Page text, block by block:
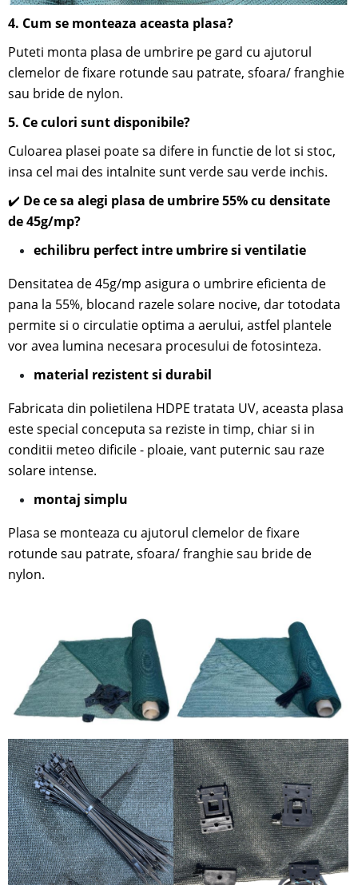
4. Cum se monteaza aceasta plasa?
Puteti monta plasa de umbrire pe gard cu ajutorul
clemelor de fixare rotunde sau patrate, sfoara/ franghie
sau bride de nylon.
5. Ce culori sunt disponibile?
Culoarea plasei poate sa difere in functie de lot si stoc,
insa cel mai des intalnite sunt verde sau verde inchis.
✔️ De ce sa alegi plasa de umbrire 55% cu densitate
de 45g/mp?
echilibru perfect intre umbrire si ventilatie
Densitatea de 45g/mp asigura o umbrire eficienta de
pana la 55%, blocand razele solare nocive, dar totodata
permite si o circulatie optima a aerului, astfel plantele
vor avea lumina necesara procesului de fotosinteza.
material rezistent si durabil
Fabricata din polietilena HDPE tratata UV, aceasta plasa
este special conceputa sa reziste in timp, chiar si in
conditii meteo dificile - ploaie, vant puternic sau raze
solare intense.
montaj simplu
Plasa se monteaza cu ajutorul clemelor de fixare
rotunde sau patrate, sfoara/ franghie sau bride de
nylon.